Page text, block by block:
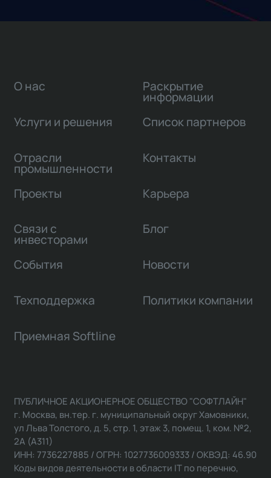
О нас
Услуги и решения
Отрасли
промышленности
Проекты
Связи с
инвесторами
Раскрытие
информации
Список партнеров
Контакты
Карьера
Блог
События Новости
Техподдержка Политики компании
Приемная Softline
ПУБЛИЧНОЕ АКЦИОНЕРНОЕ ОБЩЕСТВО "СОФТЛАЙН"
г. Москва, вн.тер. г. муниципальный округ Хамовники,
ул Льва Толстого, д. 5, стр. 1, этаж 3, помещ. 1, ком. №2,
2А (А311)
ИНН: 7736227885 / ОГРН: 1027736009333 / ОКВЭД: 46.90
Коды видов деятельности в области IT по перечню,